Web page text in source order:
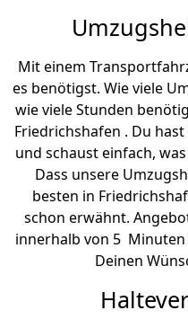
Mit einem
es benötigst. Wie viele
wie viele Stunden
Friedrichshafen . Du
und schaust einfach,
Dass unsere
besten in
schon erwähnt.
innerhalb von 5 Minuten
Deinen